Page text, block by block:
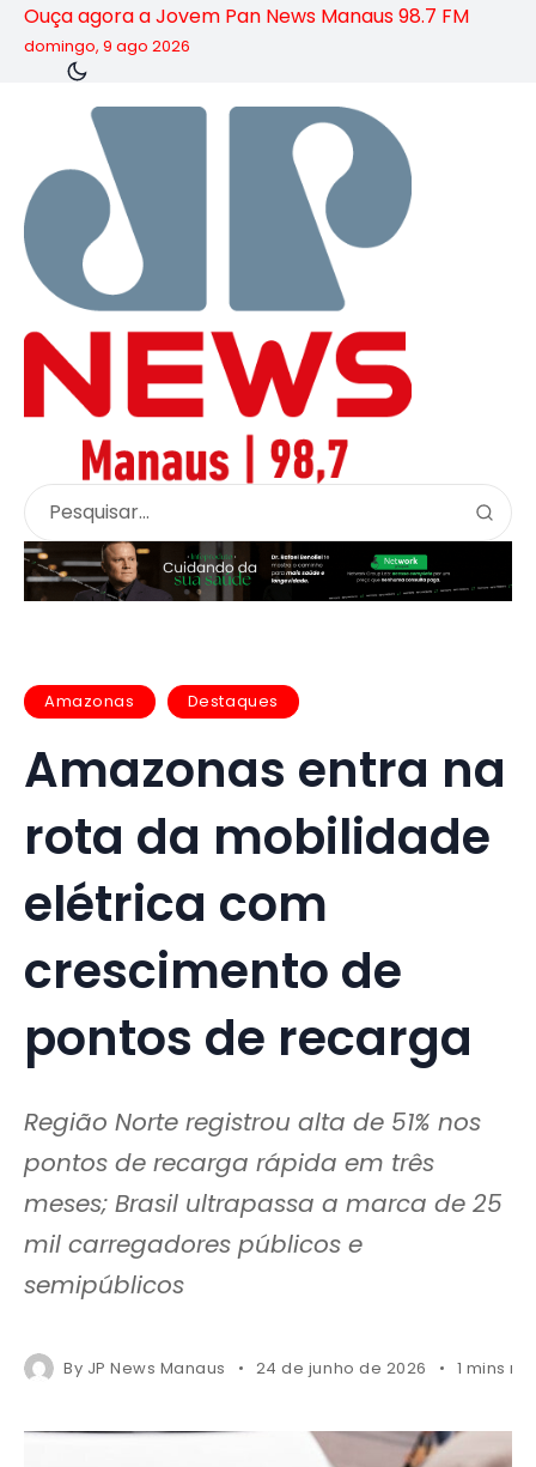
Ouça agora a Jovem Pan News Manaus 98.7 FM
domingo, 9 ago 2026
Amazonas Destaques
Amazonas entra na
rota da mobilidade
elétrica com
crescimento de
pontos de recarga
Região Norte registrou alta de 51% nos
pontos de recarga rápida em três
meses; Brasil ultrapassa a marca de 25
mil carregadores públicos e
semipúblicos
By JP News Manaus 24 de junho de 2026 1 mins